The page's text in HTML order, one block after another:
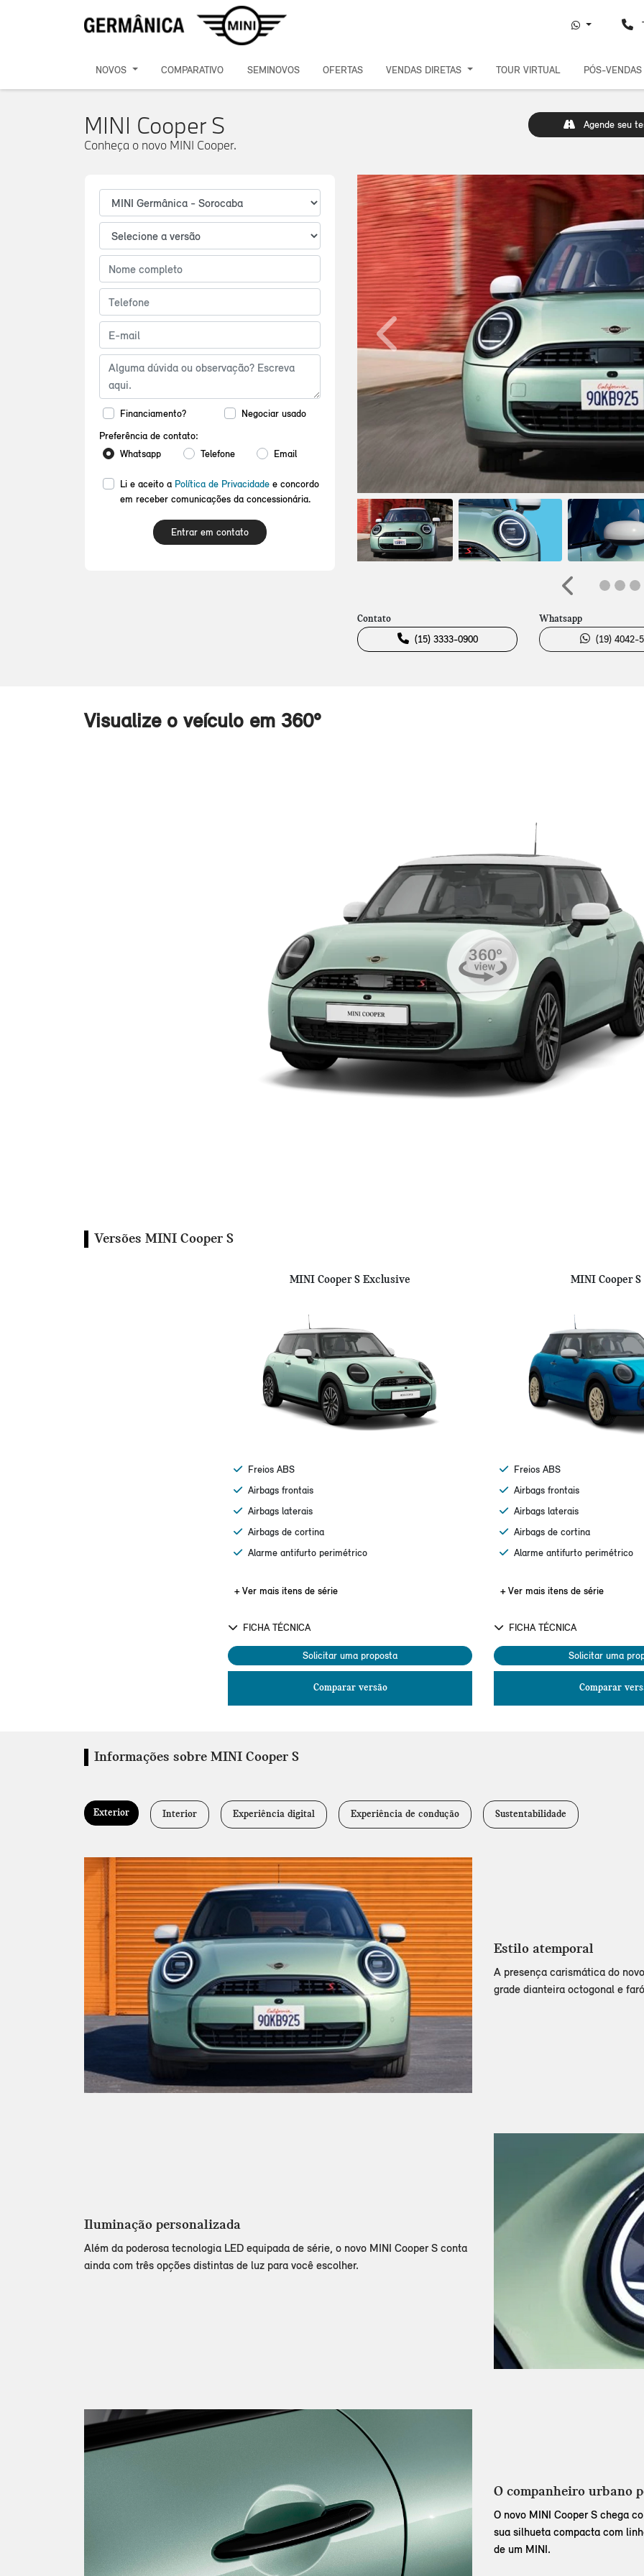
NOVOS COMPARATIVO SEMINOVOS OFERTAS VENDAS DIRETAS TOUR VIRTUAL PÓS-VENDAS
MINI Cooper S
Conheça o novo MINI Cooper.
Agende seu
Financiamento?
Negociar usado
Preferência de contato:
Whatsapp
Telefone Email
Li e aceito a Política de Privacidadee concordo
em receber comunicações da concessionária.
Entrar em contato
Anterior
Anterior
Contato
(15) 3333-0900
Whatsapp
(19) 4042-
Visualize o veículo em 360°
Versões MINI Cooper S
MINI Cooper S Exclusive
Freios ABS
Airbags frontais
Airbags laterais
Airbags de cortina
Alarme antifurto perimétrico
+ Ver mais itens de série
FICHA TÉCNICA
Solicitar uma proposta
Comparar versão
MINI Cooper S
Freios ABS
Airbags frontais
Airbags laterais
Airbags de cortina
Alarme antifurto perimétrico
+ Ver mais itens de série
FICHA TÉCNICA
Solicitar uma
Comparar
Informações sobre MINI Cooper S
Exterior Interior Experiência digital Experiência de condução Sustentabilidade
Estilo atemporal
A presença carismática do
grade dianteira octogonal e
Iluminação personalizada
Além da poderosa tecnologia LED equipada de série, o novo MINI Cooper S conta
ainda com três opções distintas de luz para você escolher.
O companheiro urbano
O novo MINI Cooper S chega
sua silhueta compacta com
de um MINI.